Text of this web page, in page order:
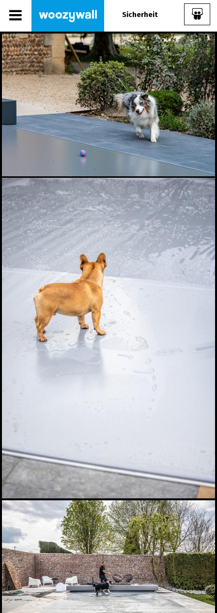
Sicherheit
Share Album:
ANMELDEN
IMPRESSUM
Coverseal mit Lift-Up
Coverseal ohne Lift-Up
Halbautomatische
Coverseal
Manuelle Coverseal
Sicherheit
St.Josef
Spiegel Verkleidung
Automatische Coverseal
Coverseal Installation